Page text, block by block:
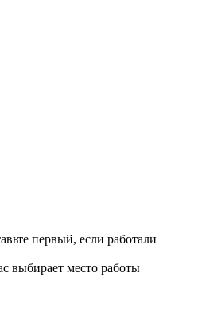
первый, если работали
выбирает место работы